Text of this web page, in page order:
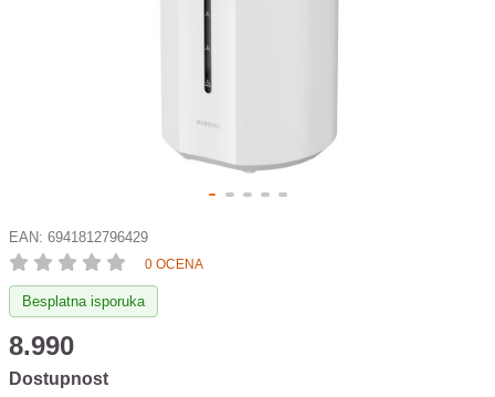
EAN: 6941812796429
0 OCENA
Besplatna isporuka
8.990
Dostupnost